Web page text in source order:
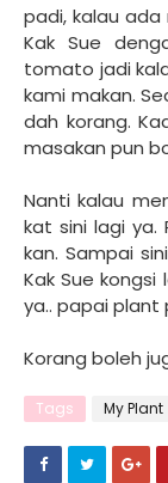
padi, kalau ada
Kak Sue
tomato jadi
kami makan.
dah korang.
masakan pun
Nanti kalau
kat sini lagi ya.
kan. Sampai
Kak Sue
ya.. papai plant
Korang boleh
Tags My Plant